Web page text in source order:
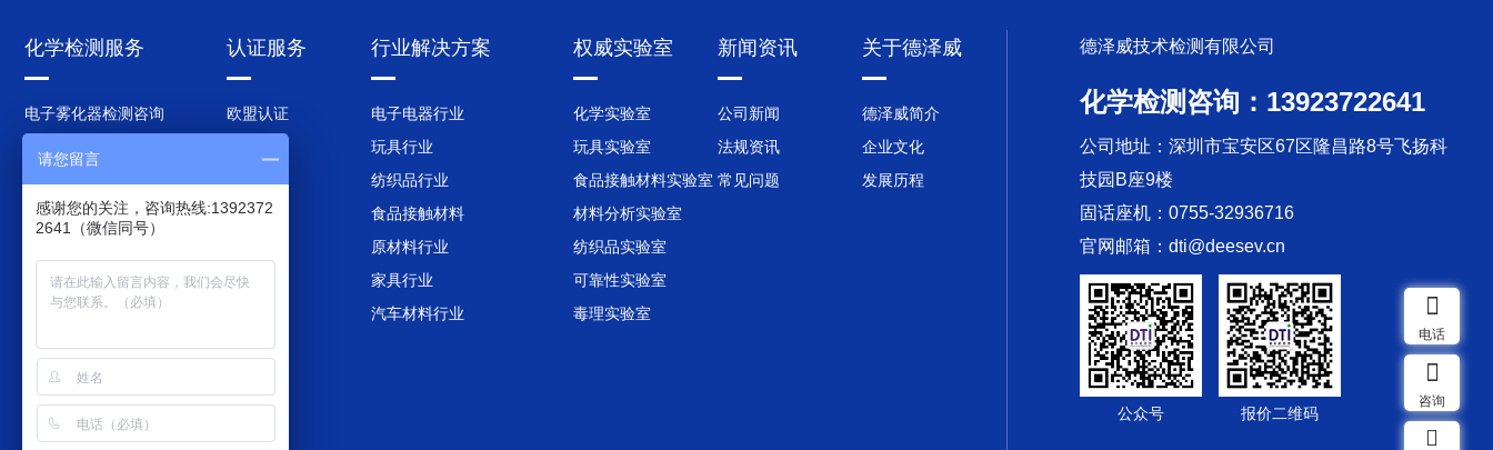
化学检测服务
电子雾化器检测咨询
加州65检测咨询
CPSIA检测咨询
MSDS测试咨询
电池指令测试咨询
欧盟PPWR新包装法规
认证服务
欧盟认证
英国认证
日本认证
行业解决方案
电子电器行业
玩具行业
纺织品行业
食品接触材料
原材料行业
家具行业
汽车材料行业
权威实验室
化学实验室
玩具实验室
食品接触材料实验室
材料分析实验室
纺织品实验室
可靠性实验室
毒理实验室
新闻资讯
公司新闻
法规资讯
常见问题
关于德泽威
德泽威简介
企业文化
发展历程
德泽威技术检测有限公司
化学检测咨询：13923722641
公司地址：深圳市宝安区67区隆昌路8号飞扬科
技园B座9楼
固话座机：0755-32936716
官网邮箱：dti@deesev.cn
公众号 报价二维码
电话
咨询
请您留言
感谢您的关注，咨询热线:1392372
2641（微信同号）